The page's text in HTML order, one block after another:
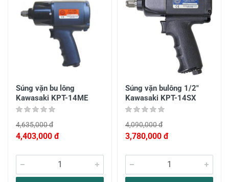
Súng vặn bu lông
Kawasaki KPT-14ME
4,635,000 đ
4,403,000 đ
Súng vặn bulông 1/2"
Kawasaki KPT-14SX
4,090,000 đ
3,780,000 đ